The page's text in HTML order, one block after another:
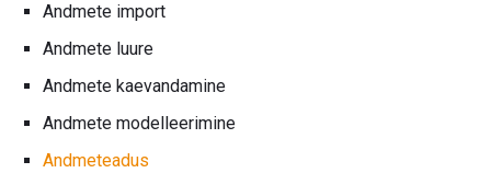
Andmete import
Andmete luure
Andmete kaevandamine
Andmete modelleerimine
Andmeteadus